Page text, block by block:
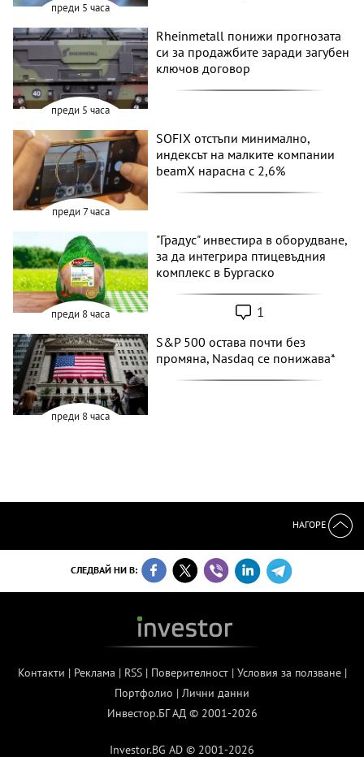
преди 5 часа
преди 5 часа
Rheinmetall понижи прогнозата
си за продажбите заради загубен
ключов договор
преди 7 часа
SOFIX отстъпи минимално,
индексът на малките компании
beamX нарасна с 2,6%
преди 8 часа
"Градус" инвестира в оборудване,
за да интегрира птицевъдния
комплекс в Бургаско
1
преди 8 часа
S&P 500 остава почти без
промяна, Nasdaq се понижава*
НАГОРЕ
СЛЕДВАЙ НИ В:
Контакти | Реклама | RSS| Поверителност| Условия за ползване|
Портфолио | Лични данни
Инвестор.БГ АД © 2001-2026
Investor.BG AD © 2001-2026